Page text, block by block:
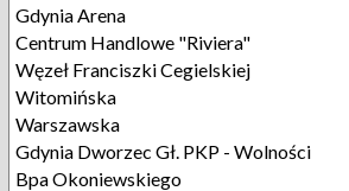
Gdynia Arena
Centrum Handlowe "Riviera"
Węzeł Franciszki Cegielskiej
Witomińska
Warszawska
Gdynia Dworzec Gł. PKP - Wolności
Bpa Okoniewskiego